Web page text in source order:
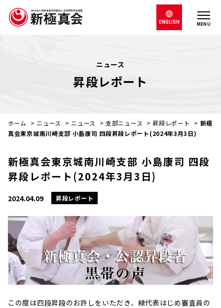
MENU
ENGLISH
ニュース
昇段レポート
ホーム > ニュース > ニュース >支部ニュース >昇段レポート > 新極
真会東京城南川崎支部 小島康司 四段昇段レポート(2024年3月3日)
新極真会東京城南川崎支部 小島康司 四段
昇段レポート(2024年3月3日)
2024.04.09 昇段レポート
この度は四段昇段のお許しをいただき、緑代表はじめ審査員の